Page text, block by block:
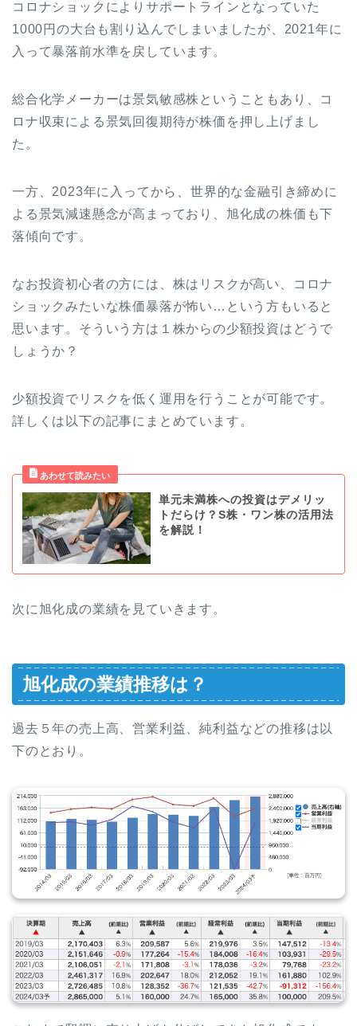
コロナショックによりサポートラインとなっていた
1000円の大台も割り込んでしまいましたが、2021年に
入って暴落前水準を戻しています。
総合化学メーカーは景気敏感株ということもあり、コ
ロナ収束による景気回復期待が株価を押し上げまし
た。
一方、2023年に入ってから、世界的な金融引き締めに
よる景気減速懸念が高まっており、旭化成の株価も下
落傾向です。
なお投資初心者の方には、株はリスクが高い、コロナ
ショックみたいな株価暴落が怖い…という方もいると
思います。そういう方は１株からの少額投資はどうで
しょうか？
少額投資でリスクを低く運用を行うことが可能です。
詳しくは以下の記事にまとめています。
単元未満株への投資はデメリッ
トだらけ？S株・ワン株の活用法
を解説！
次に旭化成の業績を見ていきます。
旭化成の業績推移は？
過去５年の売上高、営業利益、純利益などの推移は以
下のとおり。